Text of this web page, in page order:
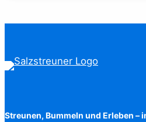
Streunen, Bummeln und Erleben –